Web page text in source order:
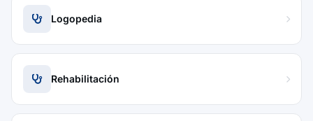
Logopedia
Rehabilitación